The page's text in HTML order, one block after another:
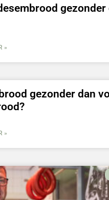
gezonder
»
gezonder dan
»